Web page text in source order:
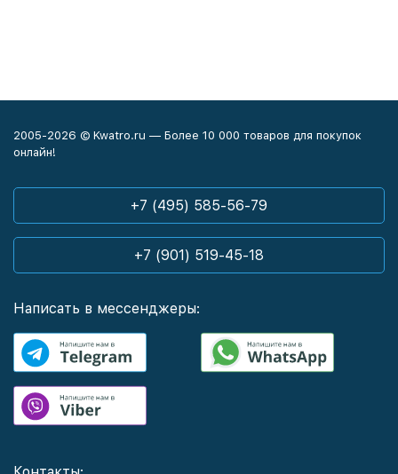
2005-2026 © Kwatro.ru — Более 10 000 товаров для покупок
онлайн!
+7 (495) 585-56-79
+7 (901) 519-45-18
Написать в мессенджеры: